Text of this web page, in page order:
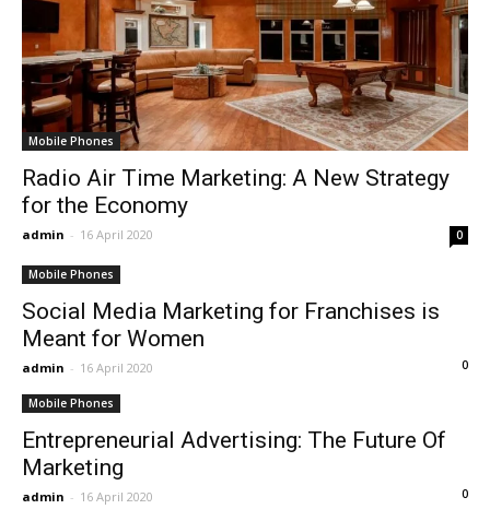
Mobile Phones
Radio Air Time Marketing: A New Strategy
for the Economy
admin - 16 April 2020 0
Mobile Phones
Social Media Marketing for Franchises is
Meant for Women
admin - 16 April 2020 0
Mobile Phones
Entrepreneurial Advertising: The Future Of
Marketing
admin - 16 April 2020 0